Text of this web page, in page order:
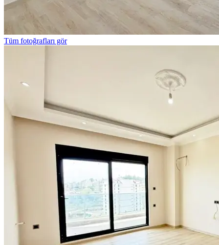
Tüm fotoğrafları gör